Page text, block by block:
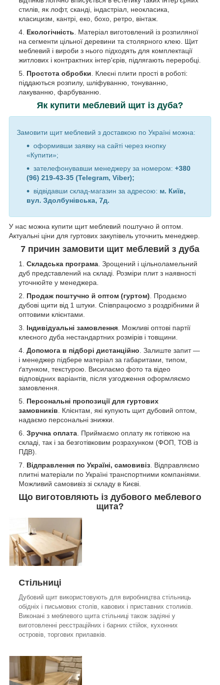
стилів, як лофт, сканді, індастріал, неокласика,
класицизм, кантрі, еко, бохо, ретро, вінтаж.
Екологічність . Матеріал виготовлений із розпиляної
на сегменти цільної деревини та столярного клею. Щит
меблевий і вироби з нього підходять для комплектації
житлових і контрактних інтер'єрів, підлягають переробці.
Простота обробки . Клеєні плити прості в роботі:
піддаються розпилу, шліфуванню, тонуванню,
лакуванню, фарбуванню.
Як купити меблевий щит із дуба?
Замовити щит меблевий з доставкою по Україні можна:
оформивши заявку на сайті через кнопку
«Купити»;
зателефонувавши менеджеру за номером: +380
(96) 219-43-35 (Telegram, Viber);
відвідавши склад-магазин за адресою: м. Київ,
вул. Здолбунівська, 7д.
У нас можна купити щит меблевий поштучно й оптом.
Актуальні ціни для гуртових закупівель уточнить менеджер.
7 причин замовити щит меблевий з дуба
Складська програма. Зрощений і цільноламельний
дуб представлений на складі. Розміри плит з наявності
уточнюйте у менеджера.
Продаж поштучно й оптом (гуртом). Продаємо
дубові щити від 1 штуки. Співпрацюємо з роздрібними й
оптовими клієнтами.
Індивідуальні замовлення. Можливі оптові партії
клеєного дуба нестандартних розмірів і товщини.
Допомога в підборі дистанційно. Залиште запит —
і менеджер підбере матеріал за габаритами, типом,
ґатунком, текстурою. Висилаємо фото та відео
відповідних варіантів, після узгодження оформляємо
замовлення.
Персональні пропозиції для гуртових
замовників. Клієнтам, які купують щит дубовий оптом,
надаємо персональні знижки.
Зручна оплата. Приймаємо оплату як готівкою на
складі, так і за безготівковим розрахунком (ФОП, ТОВ із
ПДВ).
Відправлення по Україні, самовивіз. Відправляємо
плитні матеріали по Україні транспортними компаніями.
Можливий самовивіз зі складу в Києві.
Що виготовляють із дубового меблевого
щита?
Стільниці
Дубовий щит використовують для виробництва стільниць
обідніх і письмових столів, кавових і приставних столиків.
Виконані з меблевого щита стільниці також задіяні у
виготовленні реєстраційних і барних стійок, кухонних
островів, торгових прилавків.